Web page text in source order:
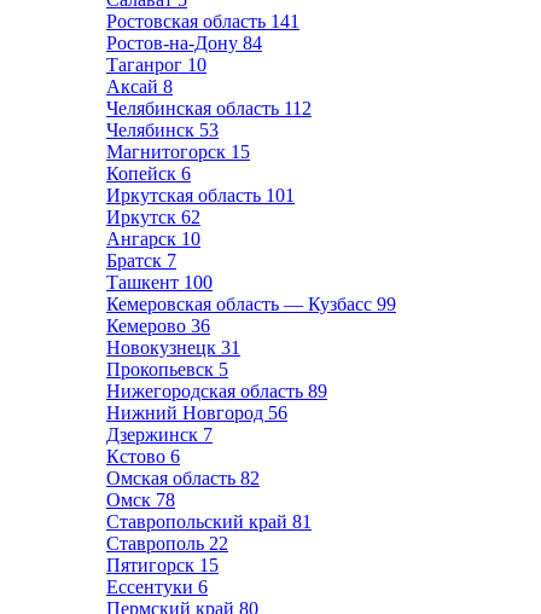
Ростовская область 141
Ростов-на-Дону 84
Таганрог 10
Аксай 8
Челябинская область 112
Челябинск 53
Магнитогорск 15
Копейск 6
Иркутская область 101
Иркутск 62
Ангарск 10
Братск 7
Ташкент 100
Кемеровская область — Кузбасс 99
Кемерово 36
Новокузнецк 31
Прокопьевск 5
Нижегородская область 89
Нижний Новгород 56
Дзержинск 7
Кстово 6
Омская область 82
Омск 78
Ставропольский край 81
Ставрополь 22
Пятигорск 15
Ессентуки 6
Пермский край 80